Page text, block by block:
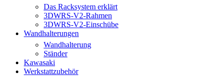
Das Racksystem erklärt
3DWRS-V2-Rahmen
3DWRS-V2-Einschübe
Wandhalterungen
Wandhalterung
Ständer
Kawasaki
Werkstattzubehör